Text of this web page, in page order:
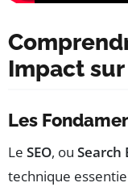
Impact
Les
Le SEO, ou Search
technique